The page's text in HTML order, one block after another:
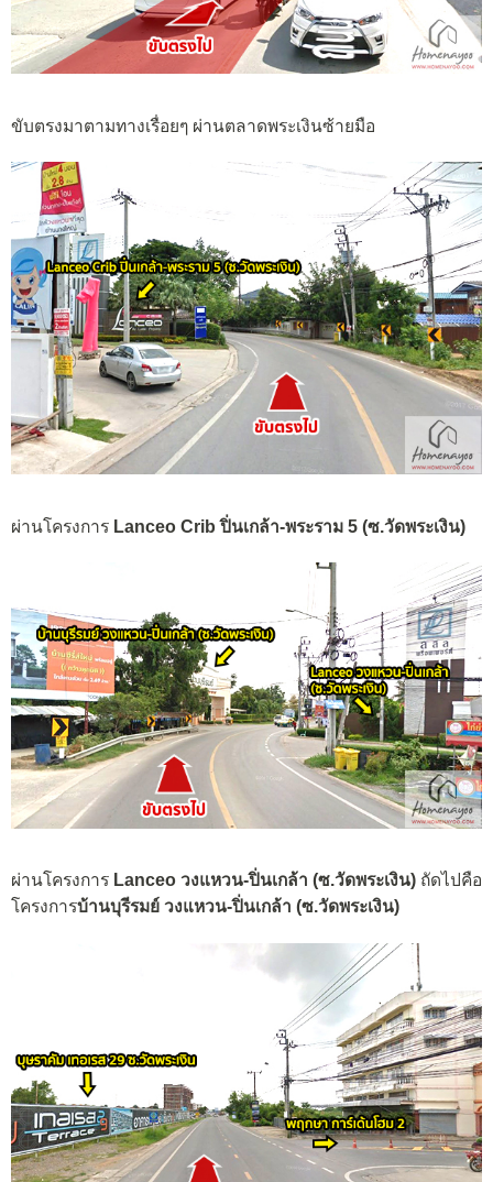
ขับตรงมาตามทางเรื่อยๆ ผ่านตลาดพระเงินซ้ายมือ
ผ่านโครงการ Lanceo Crib ปิ่นเกล้า-พระราม 5 (ซ.วัดพระเงิน)
ผ่านโครงการ Lanceo วงแหวน-ปิ่นเกล้า (ซ.วัดพระเงิน) ถัดไปคือ
โครงการบ้านบุรีรมย์ วงแหวน-ปิ่นเกล้า (ซ.วัดพระเงิน)